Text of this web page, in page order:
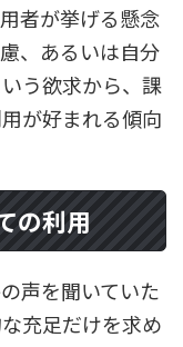
者が挙げる懸念
、あるいは自分
う欲求から、課
が好まれる傾向
の利用
声を聞いていた
充足だけを求め